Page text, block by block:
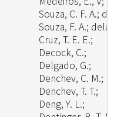
Souza, C. F. A.; de
Souza, F. A.; dela
Cruz, T. E. E.;
Decock, C.;
Delgado, G.;
Denchev, C. M.;
Denchev, T. T.;
Deng, Y. L.;